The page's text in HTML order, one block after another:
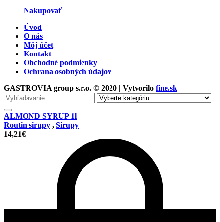
Nakupovať
Úvod
O nás
Môj účet
Kontakt
Obchodné podmienky
Ochrana osobných údajov
GASTROVIA group s.r.o. © 2020 | Vytvorilo fine.sk
Vyhľadávanie
pre
ALMOND SYRUP 1l
Routin sirupy , Sirupy
14,21€